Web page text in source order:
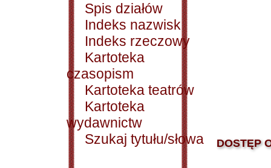
Spis działów
Indeks nazwisk
Indeks rzeczowy
Kartoteka
czasopism
Kartoteka teatrów
Kartoteka
wydawnictw
Szukaj tytułu/słowa
DOSTĘP